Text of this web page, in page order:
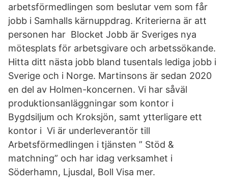
arbetsförmedlingen som beslutar vem som får
jobb i Samhalls kärnuppdrag. Kriterierna är att
personen har Blocket Jobb är Sveriges nya
mötesplats för arbetsgivare och arbetssökande.
Hitta ditt nästa jobb bland tusentals lediga jobb i
Sverige och i Norge. Martinsons är sedan 2020
en del av Holmen-koncernen. Vi har såväl
produktionsanläggningar som kontor i
Bygdsiljum och Kroksjön, samt ytterligare ett
kontor i Vi är underleverantör till
Arbetsförmedlingen i tjänsten ” Stöd &
matchning” och har idag verksamhet i
Söderhamn, Ljusdal, Boll Visa mer.